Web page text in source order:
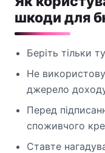
шкоди для
Беріть тільки
Не
джерело
Перед
споживчого
Ставте